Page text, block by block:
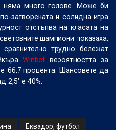
няма много голове. Може би
затворената и солидна игра
отстъпва на класата на
шампиони показаха,
трудно бележат
Winbetвероятността за
66,7 процента. Шансовете да
2,5" е 40%.
Еквадор, футбол